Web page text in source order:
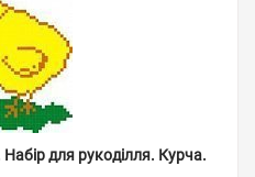
для рукоділля. Курча.